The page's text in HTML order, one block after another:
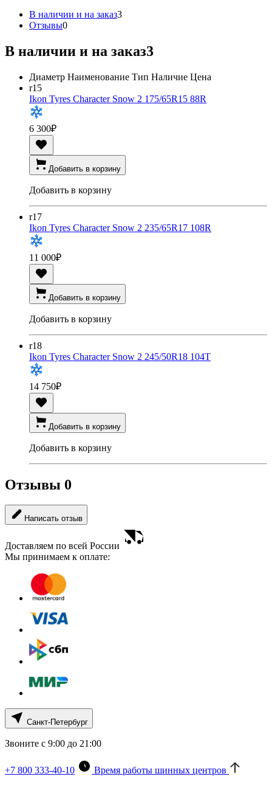
В наличии и на заказ3
Отзывы0
В наличии и на заказ3
Диаметр Наименование Тип Наличие Цена
r15
Ikon Tyres Character Snow 2 175/65R15 88R
6 300₽
Добавить в корзину
Добавить в корзину
r17
Ikon Tyres Character Snow 2 235/65R17 108R
11 000₽
Добавить в корзину
Добавить в корзину
r18
Ikon Tyres Character Snow 2 245/50R18 104T
14 750₽
Добавить в корзину
Добавить в корзину
Отзывы 0
Написать отзыв
Доставляем по всей России
Мы принимаем к оплате:
Санкт-Петербург
Звоните с 9:00 до 21:00
+7 800 333-40-10
Время работы шинных центров